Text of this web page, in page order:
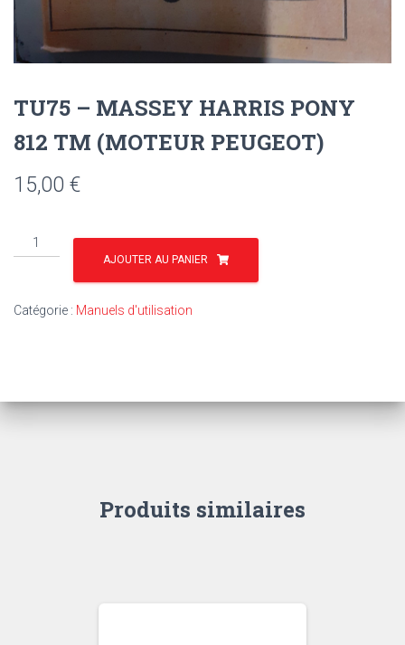
TU75 – MASSEY HARRIS PONY
812 TM (MOTEUR PEUGEOT)
15,00 €
quantité
de
MASSEY
AJOUTER AU PANIER
Catégorie : Manuels d'utilisation
Produits similaires